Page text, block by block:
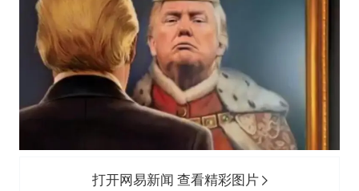
打开网易新闻 查看精彩图片